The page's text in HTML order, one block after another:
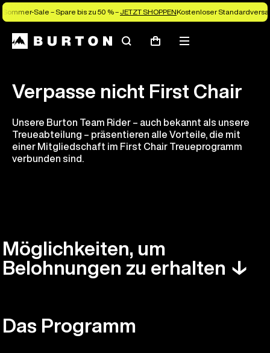
Sommer-Sale – Spare bis zu 50 % – JETZT SHOPPENKostenloser
SuchenWarenkorb
Menü
Verpasse nicht First Chair
Unsere Burton Team Rider – auch bekannt als unsere
Treueabteilung – präsentieren alle Vorteile, die mit
einer Mitgliedschaft im First Chair Treueprogramm
verbunden sind.
Möglichkeiten, um
Belohnungen zu erhalten ↓
Das Programm